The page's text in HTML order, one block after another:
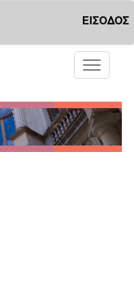
ΕΙΣΟΔΟΣ
Toggle